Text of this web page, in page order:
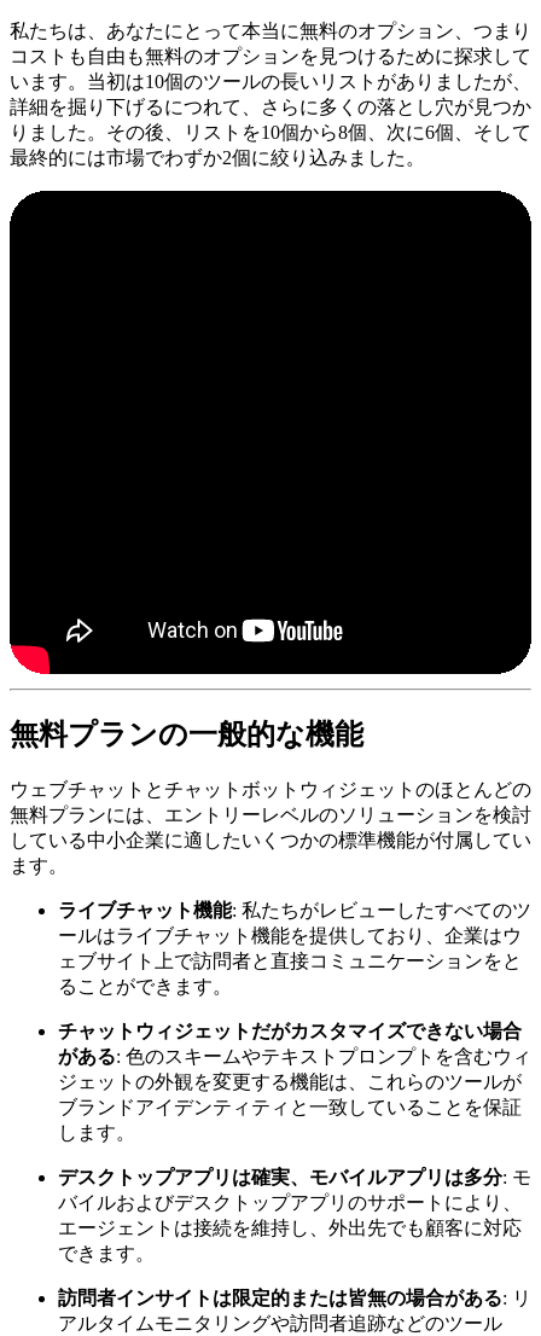
私たちは、あなたにとって本当に無料のオプション、つまり
コストも自由も無料のオプションを見つけるために探求して
います。当初は10個のツールの長いリストがありましたが、
詳細を掘り下げるにつれて、さらに多くの落とし穴が見つか
りました。その後、リストを10個から8個、次に6個、そして
最終的には市場でわずか2個に絞り込みました。
無料プランの一般的な機能
ウェブチャットとチャットボットウィジェットのほとんどの
無料プランには、エントリーレベルのソリューションを検討
している中小企業に適したいくつかの標準機能が付属してい
ます。
ライブチャット機能: 私たちがレビューしたすべてのツ
ールはライブチャット機能を提供しており、企業はウ
ェブサイト上で訪問者と直接コミュニケーションをと
ることができます。
チャットウィジェットだがカスタマイズできない場合
がある: 色のスキームやテキストプロンプトを含むウィ
ジェットの外観を変更する機能は、これらのツールが
ブランドアイデンティティと一致していることを保証
します。
デスクトップアプリは確実、モバイルアプリは多分: モ
バイルおよびデスクトップアプリのサポートにより、
エージェントは接続を維持し、外出先でも顧客に対応
できます。
訪問者インサイトは限定的または皆無の場合がある: リ
アルタイムモニタリングや訪問者追跡などのツール